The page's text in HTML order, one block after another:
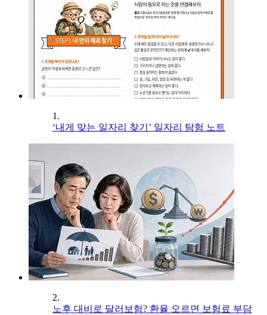
1.
‘내게 맞는 일자리 찾기’ 일자리 탐험 노트
2.
노후 대비로 달러보험? 환율 오르면 보험료 부담